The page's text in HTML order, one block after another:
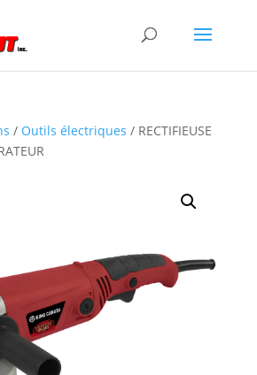
/ Outils électriques / RECTIFIEUSE